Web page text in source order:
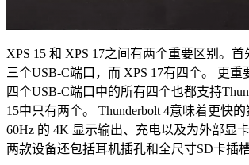
XPS 15 和 XPS 17之间有两个重要区别。首
三个USB-C端口，而 XPS 17有四个。
更重
四个USB-C端口中的所有四个也都支持
15中只有两个。
Thunderbolt 4意味着更快的
60Hz 的 4K 显示输出、充电以及为外部显
两款设备还包括耳机插孔和全尺寸SD卡插槽